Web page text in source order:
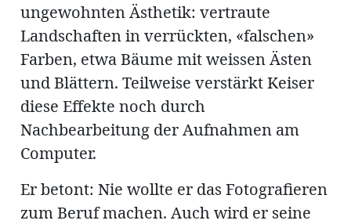
ungewohnten Ästhetik: vertraute
Landschaften in verrückten, «falschen»
Farben, etwa Bäume mit weissen Ästen
und Blättern. Teilweise verstärkt Keiser
diese Effekte noch durch
Nachbearbeitung der Aufnahmen am
Computer.
Er betont: Nie wollte er das Fotografieren
zum Beruf machen. Auch wird er seine